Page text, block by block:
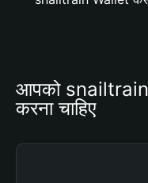
आपको snailtrain
करना चाहिए